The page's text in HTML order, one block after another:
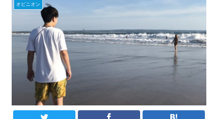
オピニオン